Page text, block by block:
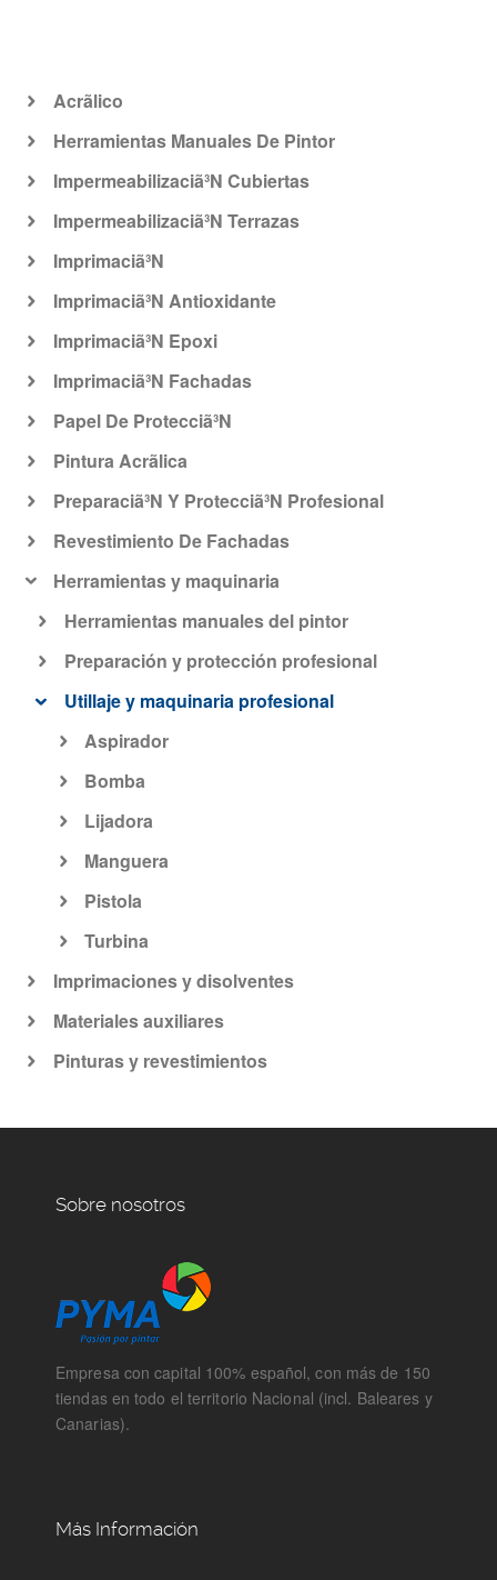
Acrã­lico
Herramientas Manuales De Pintor
Impermeabilizaciã³N Cubiertas
Impermeabilizaciã³N Terrazas
Imprimaciã³N
Imprimaciã³N Antioxidante
Imprimaciã³N Epoxi
Imprimaciã³N Fachadas
Papel De Protecciã³N
Pintura Acrã­lica
Preparaciã³N Y Protecciã³N Profesional
Revestimiento De Fachadas
Herramientas y maquinaria
Herramientas manuales del pintor
Preparación y protección profesional
Utillaje y maquinaria profesional
Aspirador
Bomba
Lijadora
Manguera
Pistola
Turbina
Imprimaciones y disolventes
Materiales auxiliares
Pinturas y revestimientos
Sobre nosotros
Empresa con capital 100% español, con más de 150
tiendas en todo el territorio Nacional (incl. Baleares y
Canarias).
Más Información